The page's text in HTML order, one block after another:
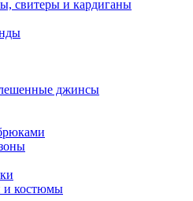
свитеры и кардиганы
джинсы
и костюмы